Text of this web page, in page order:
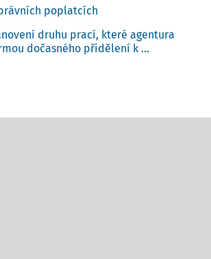
poplatcích
druhu prací, které agentura
dočasného přidělení k ...